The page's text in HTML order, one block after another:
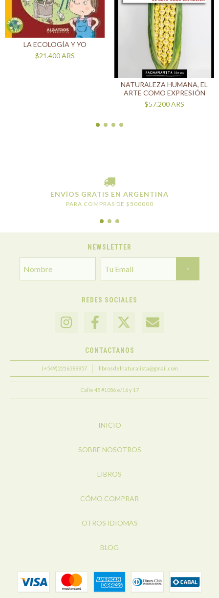
LA ECOLOGÍA Y YO
$21.400ARS
NATURALEZA HUMANA, EL
ARTE COMO EXPRESIÓN
$57.200ARS
ENVÍOS GRATIS EN ARGENTINA
PARA COMPRAS DE $500000
NEWSLETTER
REDES SOCIALES
CONTACTANOS
(+549)2216388857 librosdelnaturalista@gmail.com
Calle 45 #1056 e/16 y 17
INICIO
SOBRE NOSOTROS
LIBROS
CÓMO COMPRAR
OTROS IDIOMAS
BLOG